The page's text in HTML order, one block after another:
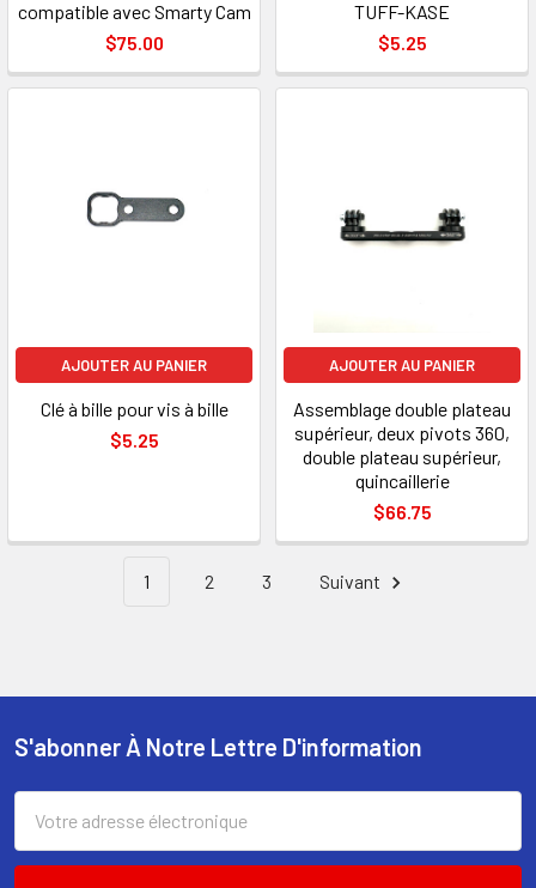
compatible avec Smarty Cam
$75.00
TUFF-KASE
$5.25
AJOUTER AU PANIER
Clé à bille pour vis à bille
$5.25
AJOUTER AU PANIER
Assemblage double plateau
supérieur, deux pivots 360,
double plateau supérieur,
quincaillerie
$66.75
1 2 3 Suivant
Pied
de
page
S'abonner À Notre Lettre D'information
électronique